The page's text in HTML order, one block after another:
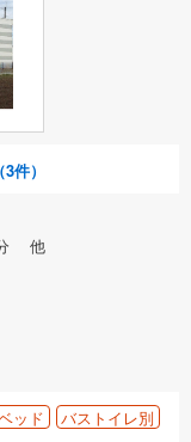
件）
分 他
ッド
バストイレ別